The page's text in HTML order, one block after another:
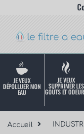
JE VEUX
DÉPOLLUER MON
EAU
JE VEUX
SUPPRIMER LES
GOÛTS ET
Accueil